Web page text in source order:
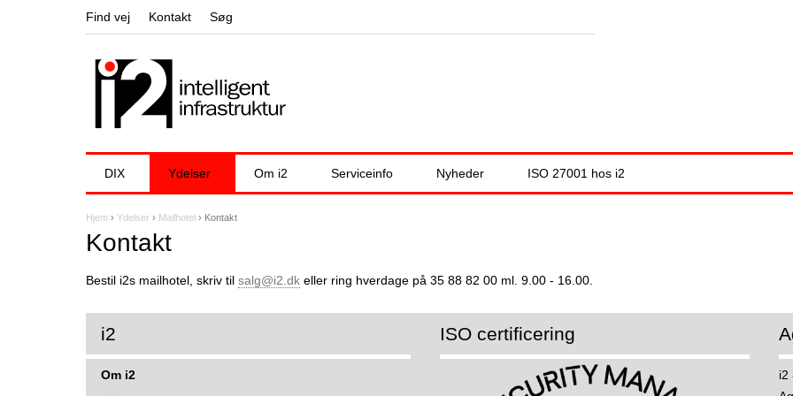
Find vej Kontakt Søg
D
u
e
r
Hjem › Ydelser › Mailhotel › Kontakt
Kontakt
Bestil i2s mailhotel, skriv til salg@i2.dk eller ring hverdage på 35 88 82 00 ml. 9.00 - 16.00.
DIX Ydelser Om i2 Serviceinfo Nyheder ISO 27001 hos i2
i2
Om i2
ISO certificering
i2